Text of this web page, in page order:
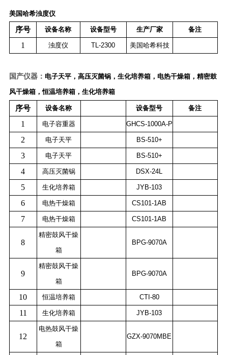
美国哈希浊度仪
序号 设备名称 设备型号 生产厂家 备注
1 浊度仪 TL-2300 美国哈希科技
国产仪器： 电子天平，高压灭菌锅，生化培养箱，电热干燥箱，精密鼓
风干燥箱，恒温培养箱，生化培养箱
序号 设备名称 设备型号 备注
1 电子容重器 GHCS-1000A-P
2 电子天平 BS-510+
3 电子天平 BS-510+
4 高压灭菌锅 DSX-24L
5 生化培养箱 JYB-103
6 电热干燥箱 CS101-1AB
7 电热干燥箱 CS101-1AB
8
精密鼓风干燥
箱
BPG-9070A
9
精密鼓风干燥
箱
BPG-9070A
10 恒温培养箱 CTI-80
11 生化培养箱 JYB-103
12
电热鼓风干燥
箱
GZX-9070MBE